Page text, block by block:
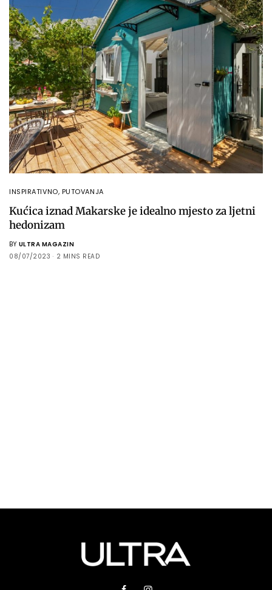
INSPIRATIVNO, PUTOVANJA
Kućica iznad Makarske je idealno mjesto za ljetni
hedonizam
BY ULTRA MAGAZIN
08/07/2023
2 MINS READ